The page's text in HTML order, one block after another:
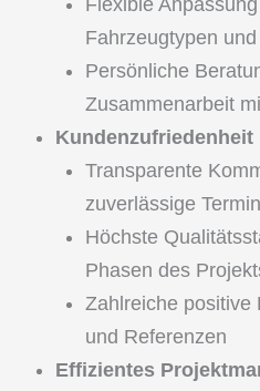
Flexible
Fahrzeugtypen
Persönliche
Zusammenarbeit
Kundenzufriedenheit
Transparente
zuverlässige
Höchste
Phasen des
Zahlreiche positive
und Referenzen
Effizientes